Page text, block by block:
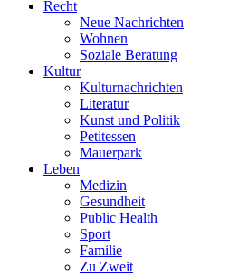
Recht
Neue Nachrichten
Wohnen
Soziale Beratung
Kultur
Kulturnachrichten
Literatur
Kunst und Politik
Petitessen
Mauerpark
Leben
Medizin
Gesundheit
Public Health
Sport
Familie
Zu Zweit